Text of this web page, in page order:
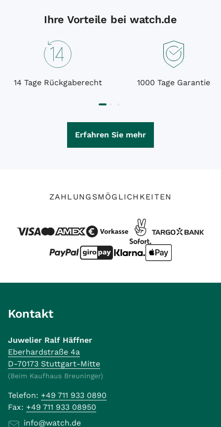
Ihre Vorteile bei watch.de
14 Tage Rückgaberecht 1000 Tage Garantie
Erfahren Sie mehr
ZAHLUNGSMÖGLICHKEITEN
Kontakt
Juwelier Ralf Häffner
Eberhardstraße 4a
D-70173 Stuttgart-Mitte
(Beim Kaufhaus Breuninger)
Telefon: +49 711 933 0890
Fax: +49 711 933 08950
info@watch.de